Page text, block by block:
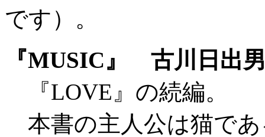
です）。
『MUSIC』 古川日出
『LOVE』の続編。
本書の主人公は猫で